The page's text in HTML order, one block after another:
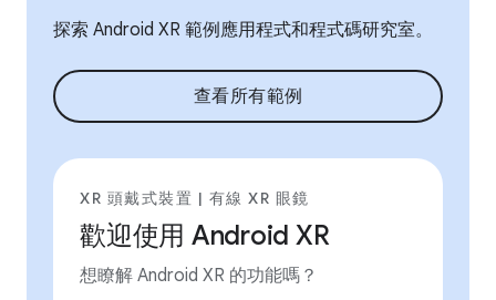
探索 Android XR 範例應用程式和程式碼研究室。
查看所有範例
XR 頭戴式裝置 | 有線 XR 眼鏡
歡迎使用 Android XR
想瞭解 Android XR 的功能嗎？